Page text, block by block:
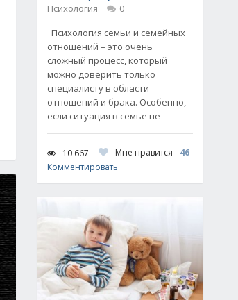
Психология
0
Психология семьи и семейных
отношений – это очень
сложный процесс, который
можно доверить только
специалисту в области
отношений и брака. Особенно,
если ситуация в семье не
10 667 Мне нравится
46
Комментировать